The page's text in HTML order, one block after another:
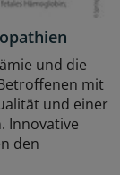
und die
mit
und einer
Innovative
den